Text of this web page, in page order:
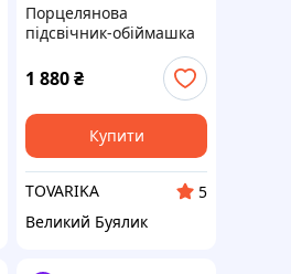
Порцелянова
підсвічник-обіймашка
для чайної свічки —
Оригінальна німецька
порцеляна
1 880₴
Купити
TOVARIKA
5
Великий Буялик